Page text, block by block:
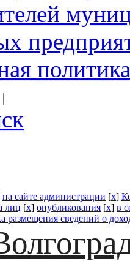
политика
на сайте администрации [x]
лиц [x] опубликования [x] в
размещения сведений о